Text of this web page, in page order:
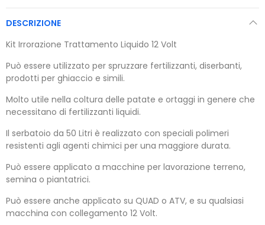
DESCRIZIONE
Kit Irrorazione Trattamento Liquido 12 Volt
Può essere utilizzato per spruzzare fertilizzanti, diserbanti,
prodotti per ghiaccio e simili.
Molto utile nella coltura delle patate e ortaggi in genere che
necessitano di fertilizzanti liquidi.
Il serbatoio da 50 Litri è realizzato con speciali polimeri
resistenti agli agenti chimici per una maggiore durata.
Può essere applicato a macchine per lavorazione terreno,
semina o piantatrici.
Può essere anche applicato su QUAD o ATV, e su qualsiasi
macchina con collegamento 12 Volt.